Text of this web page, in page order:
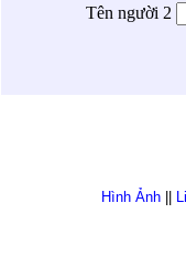
Tên người 2
Hình Ảnh